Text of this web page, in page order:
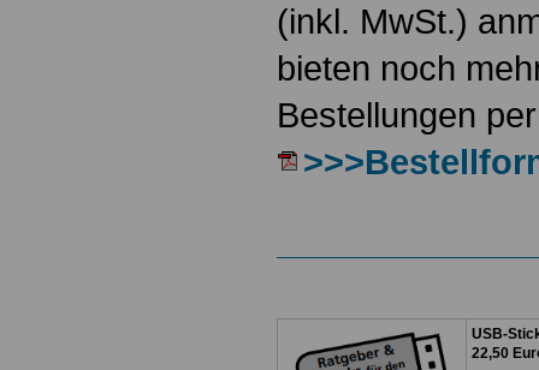
(inkl. MwSt.)
bieten noch
Bestellungen
USB-
22,50